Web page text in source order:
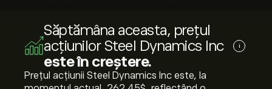
Săptămâna aceasta, prețul
acțiunilor Steel Dynamics Inc
este în creștere.
i
Prețul acțiunii Steel Dynamics Inc este, la